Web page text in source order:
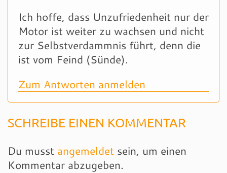
Ich hoffe, dass Unzufriedenheit nur der
Motor ist weiter zu wachsen und nicht
zur Selbstverdammnis führt, denn die
ist vom Feind (Sünde).
Zum Antworten anmelden
SCHREIBE EINEN KOMMENTAR
Du musst angemeldet sein, um einen
Kommentar abzugeben.